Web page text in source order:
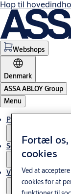
Hop til
Webshops
Denmark
ASSA ABLOY Group
Menu
Produkter og
Service
Viden og cases
Fortæl os,
cookies
Ved at
cookies for at